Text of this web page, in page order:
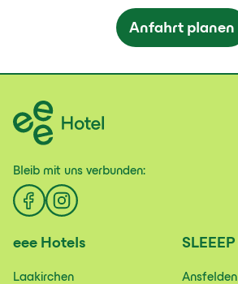
Anfahrt planen
Bleib mit uns verbunden:
eee Hotels
Laakirchen
SLEEEP
Ansfelden